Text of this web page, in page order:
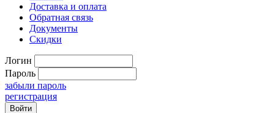
Доставка и оплата
Обратная связь
Документы
Скидки
Логин
Пароль
забыли пароль
регистрация